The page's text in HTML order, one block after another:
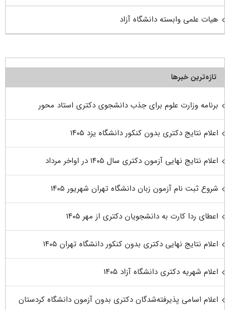
هیات علمی وابسته دانشگاه آزاد
تازه‌ترین خبرها
برنامه وزارت علوم برای جذب دانشجوی دکتری استاد محور
اعلام نتایج دکتری بدون کنکور دانشگاه یزد ۱۴۰۵
اعلام نتایج نهایی آزمون دکتری سال ۱۴۰۵ در اواخر مرداد
شروع ثبت نام آزمون زبان دانشگاه تهران شهریور ۱۴۰۵
اعطای ردا کارت به دانشجویان دکتری از مهر ۱۴۰۵
اعلام نتایج نهایی دکتری بدون کنکور دانشگاه تهران ۱۴۰۵
اعلام شهریه دکتری دانشگاه آزاد ۱۴۰۵
اعلام اسامی پذیرفته‌شدگان دکتری بدون آزمون دانشگاه کردستان